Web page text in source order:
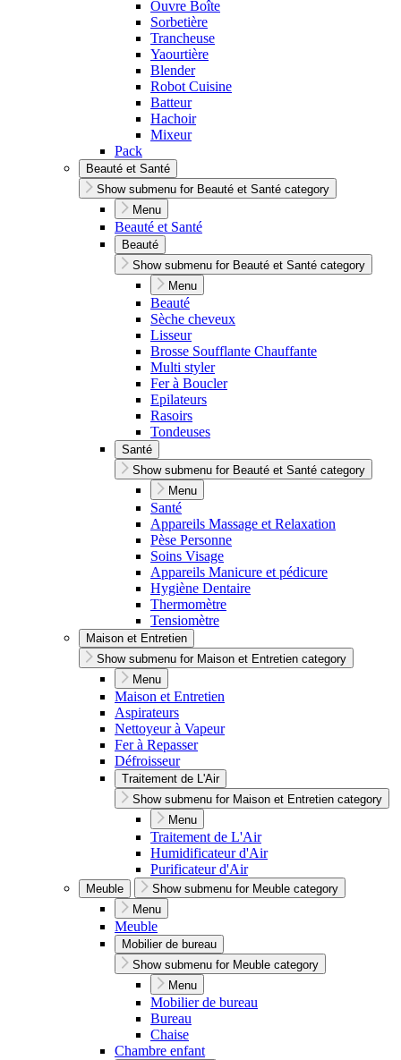
Ouvre Boîte
Sorbetière
Trancheuse
Yaourtière
Blender
Robot Cuisine
Batteur
Hachoir
Mixeur
Pack
Beauté et Santé
Show submenu for Beauté et Santé category
Menu
Beauté et Santé
Beauté
Show submenu for Beauté et Santé category
Menu
Beauté
Sèche cheveux
Lisseur
Brosse Soufflante Chauffante
Multi styler
Fer à Boucler
Epilateurs
Rasoirs
Tondeuses
Santé
Show submenu for Beauté et Santé category
Menu
Santé
Appareils Massage et Relaxation
Pèse Personne
Soins Visage
Appareils Manicure et pédicure
Hygiène Dentaire
Thermomètre
Tensiomètre
Maison et Entretien
Show submenu for Maison et Entretien category
Menu
Maison et Entretien
Aspirateurs
Nettoyeur à Vapeur
Fer à Repasser
Défroisseur
Traitement de L'Air
Show submenu for Maison et Entretien category
Menu
Traitement de L'Air
Humidificateur d'Air
Purificateur d'Air
Meuble
Show submenu for Meuble category
Menu
Meuble
Mobilier de bureau
Show submenu for Meuble category
Menu
Mobilier de bureau
Bureau
Chaise
Chambre enfant